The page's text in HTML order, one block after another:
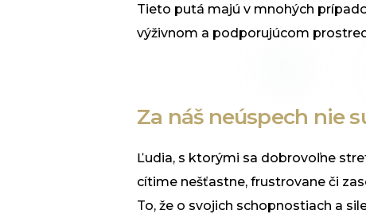
Tieto putá majú v mnohých
výživnom a podporujúcom
Za náš neúspech nie
Ľudia, s ktorými sa dobrovoľne
cítime nešťastne, frustrovane či
To, že o svojich schopnostiach a